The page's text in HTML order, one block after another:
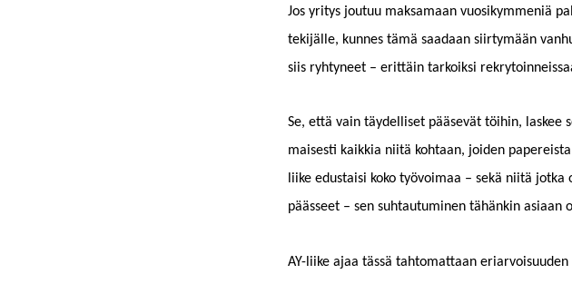
Jos yri­tys joutuu mak­samaan vuosikym­meniä
tek­i­jälle, kunnes tämä saadaan siir­tymään
siis ryhtyneet – erit­täin tarkoik­si
Se, että vain täy­del­liset pää­sevät töi­hin,
mais­es­ti kaikkia niitä kohtaan, joiden
liike edus­taisi koko työvoimaa – sekä niitä
päässeet – sen suh­tau­tu­mi­nen tähänkin asi­aan
AY-liike ajaa tässä tah­tomat­taan eri­ar­voisu­u­den